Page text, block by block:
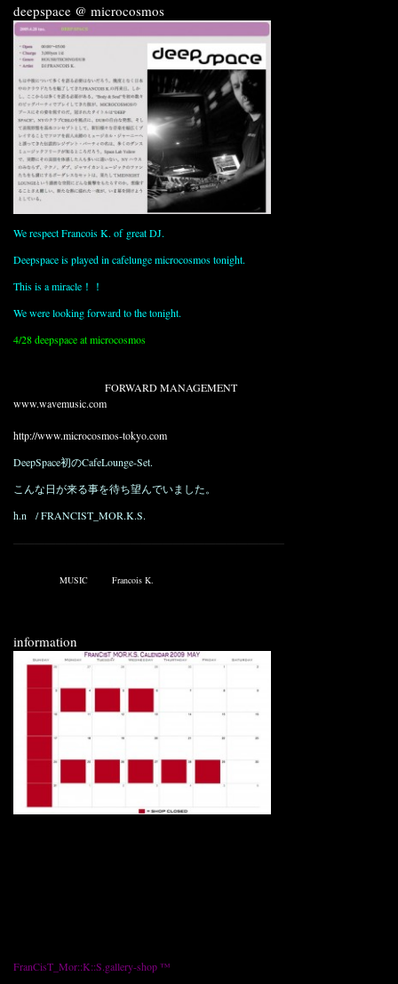
deepspace @ microcosmos
We respect Francois K. of great DJ.
Deepspace is played in cafelunge microcosmos tonight.
This is a miracle！！
We were looking forward to the tonight.
4/28 deepspace at microcosmos
FORWARD MANAGEMENT
www.wavemusic.com
http://www.microcosmos-tokyo.com
DeepSpace初のCafeLounge-Set.
こんな日が来る事を待ち望んでいました。
h.n / FRANCIST_MOR.K.S.
MUSIC Francois K.
information
FranCisT_Mor::K::S.gallery-shop ™